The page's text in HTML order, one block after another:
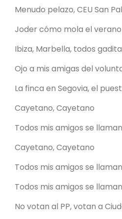
Menudo pelazo, CEU San
Joder cómo mola el verano
Ibiza, Marbella, todos
Ojo a mis amigas del
La finca en Segovia, el
Cayetano, Cayetano
Todos mis amigos se
Cayetano, Cayetano
Todos mis amigos se
Todos mis amigos se
No votan al PP, votan a